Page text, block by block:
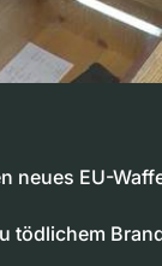
neues EU-
tödlichem